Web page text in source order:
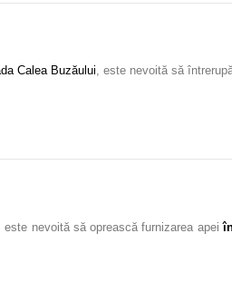
Calea Buzăului, este nevoită să
este nevoită să oprească furnizarea apei